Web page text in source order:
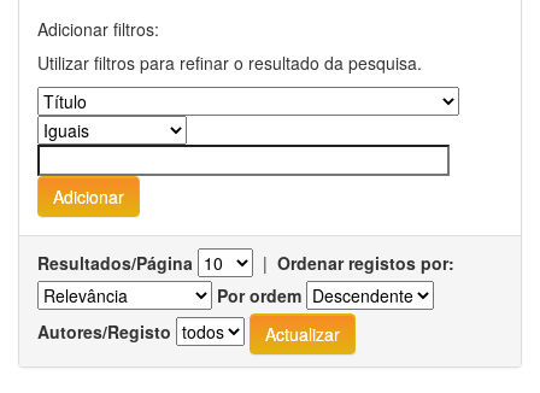
Adicionar filtros:
Utilizar filtros para refinar o resultado da pesquisa.
Resultados/Página | Ordenar registos por:
Por ordem
Autores/Registo